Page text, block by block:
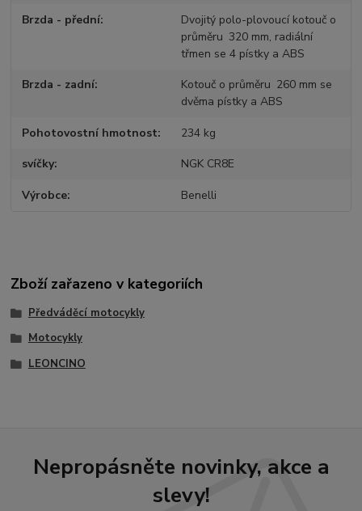
Brzda - přední
Dvojitý polo-plovoucí kotouč o
průměru 320 mm, radiální
třmen se 4 pístky a ABS
Brzda - zadní
Kotouč o průměru 260 mm se
dvěma pístky a ABS
Pohotovostní hmotnost 234 kg
svíčky NGK CR8E
Výrobce Benelli
Zboží zařazeno v kategoriích
Předváděcí motocykly
Motocykly
LEONCINO
Nepropásněte novinky, akce a
slevy!